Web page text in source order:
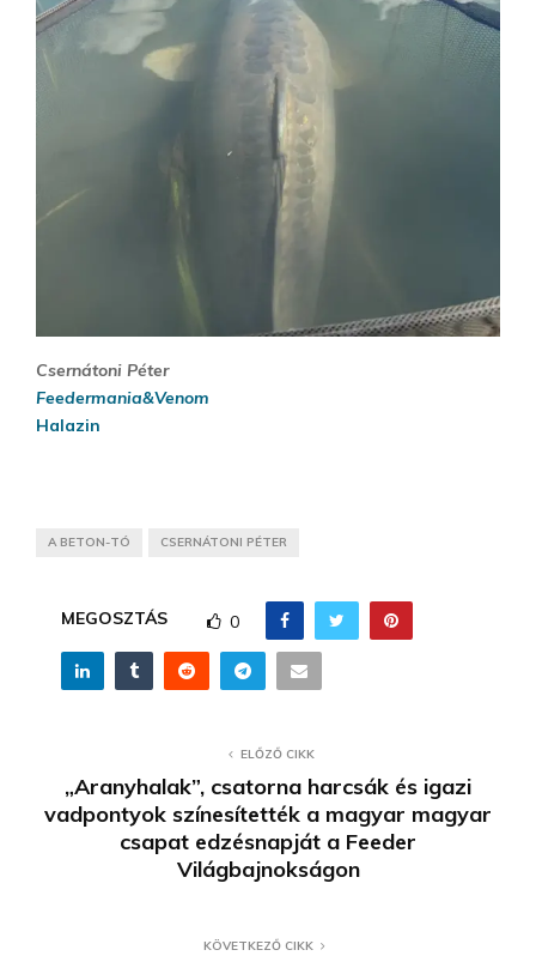
Csernátoni Péter
Feedermania&Venom
Halazin
A BETON-TÓ CSERNÁTONI PÉTER
MEGOSZTÁS 0
ELŐZŐ CIKK
„Aranyhalak”, csatorna harcsák és igazi
vadpontyok színesítették a magyar magyar
csapat edzésnapját a Feeder
Világbajnokságon
KÖVETKEZŐ CIKK